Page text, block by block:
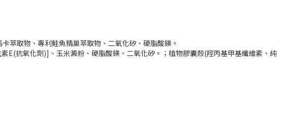
取物、專利鮭魚精巢萃取物、二氧化矽、硬脂酸鎂。
E(抗氧化劑)]、玉米澱粉、硬脂酸鎂、二氧化矽。；植物膠囊殼(羥丙基甲基纖維素、純